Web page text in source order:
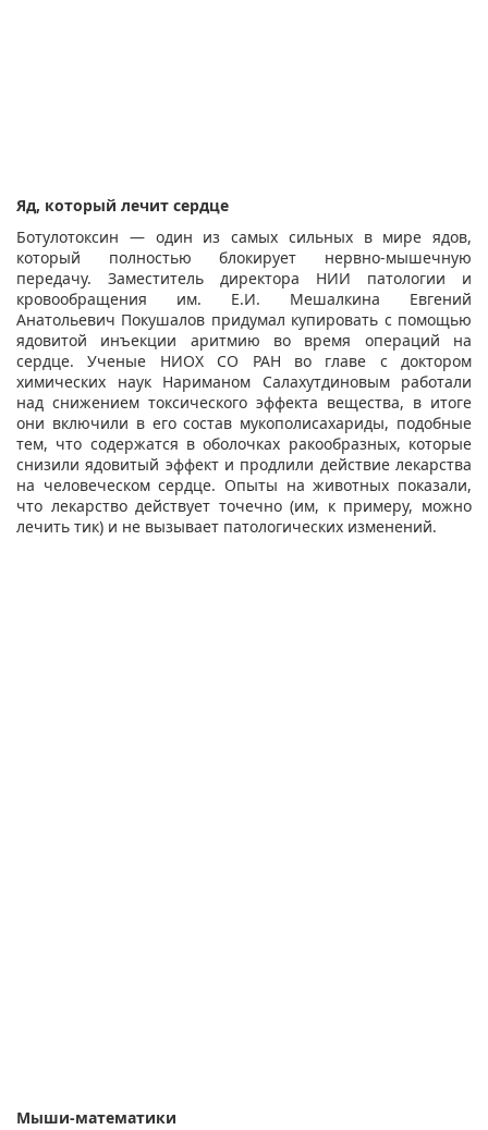
Яд, который лечит сердце
Ботулотоксин — один из самых сильных в мире ядов,
который полностью блокирует нервно-мышечную
передачу. Заместитель директора НИИ патологии и
кровообращения им. Е.И. Мешалкина Евгений
Анатольевич Покушалов придумал купировать с помощью
ядовитой инъекции аритмию во время операций на
сердце. Ученые НИОХ СО РАН во главе с доктором
химических наук Нариманом Салахутдиновым работали
над снижением токсического эффекта вещества, в итоге
они включили в его состав мукополисахариды, подобные
тем, что содержатся в оболочках ракообразных, которые
снизили ядовитый эффект и продлили действие лекарства
на человеческом сердце. Опыты на животных показали,
что лекарство действует точечно (им, к примеру, можно
лечить тик) и не вызывает патологических изменений.
Мыши-математики